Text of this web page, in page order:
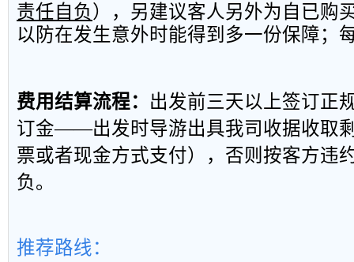
责任自负 ），另建议客人另外为自已购
以防在发生意外时能得到多一份保障；
费用结算流程： 出发前三天以上签订正
订金——出发时导游出具我司收据收取
票或者现金方式支付），否则按客方违
负。
推荐路线：